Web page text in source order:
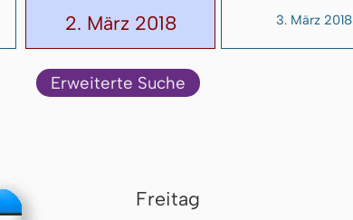
2. März 2018 3. März 2018
Erweiterte Suche
Freitag